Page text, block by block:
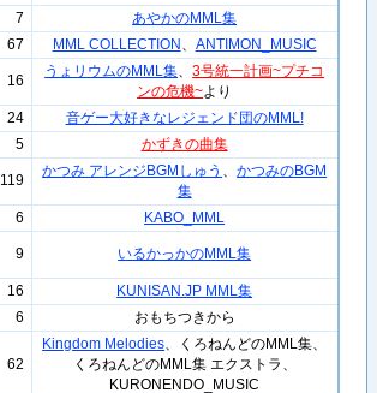
7
あやかのMML集
67 MML COLLECTION ANTIMON_MUSIC
16
うょリウムのMML集 、3号統一計画~プチコ
ンの危機~より
24
音ゲー大好きなレジェンド団のMML!
5 かずきの曲集
119
かつみ アレンジBGMしゅう 、かつみのBGM
集
6
KABO_MML
9 いるかっかのMML集
16
KUNISAN.JP MML集
6 おもちつきから
62
Kingdom Melodies 、くろねんどのMML集、
くろねんどのMML集 エクストラ、
KURONENDO_MUSIC